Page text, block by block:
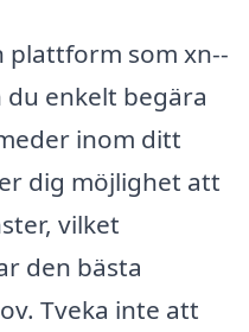
plattform som xn--
du enkelt begära
inom ditt
dig möjlighet att
vilket
den bästa
Tveka inte att